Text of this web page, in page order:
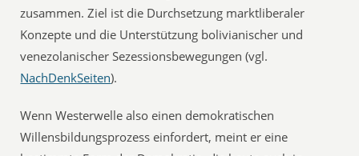
zusammen. Ziel ist die Durchsetzung marktliberaler
Konzepte und die Unterstützung bolivianischer und
venezolanischer Sezessionsbewegungen (vgl.
NachDenkSeiten).
Wenn Westerwelle also einen demokratischen
Willensbildungsprozess einfordert, meint er eine